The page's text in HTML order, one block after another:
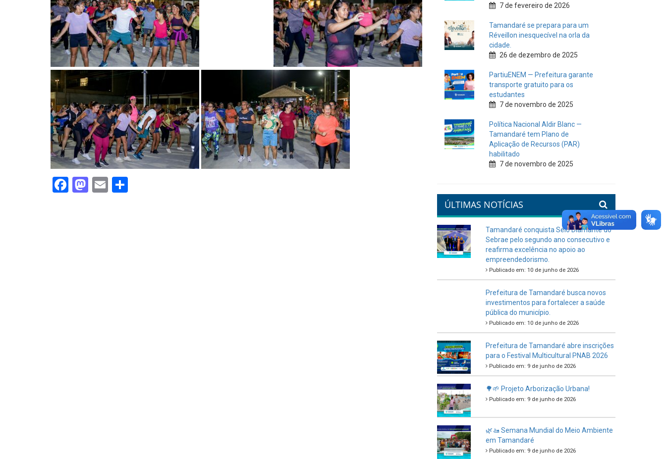
Facebook
Mastodon
Email
7 de fevereiro de 2026
Tamandaré se prepara para um
Réveillon inesquecível na orla da
cidade.
26 de dezembro de 2025
PartiuENEM — Prefeitura garante
transporte gratuito para os
estudantes
7 de novembro de 2025
Política Nacional Aldir Blanc —
Tamandaré tem Plano de
Aplicação de Recursos (PAR)
habilitado
7 de novembro de 2025
ÚLTIMAS NOTÍCIAS
Tamandaré conquista Selo Diamante do
Sebrae pelo segundo ano consecutivo e
reafirma excelência no apoio ao
empreendedorismo.
Publicado em: 10 de junho de 2026
Prefeitura de Tamandaré busca novos
investimentos para fortalecer a saúde
pública do município.
Publicado em: 10 de junho de 2026
Prefeitura de Tamandaré abre inscrições
para o Festival Multicultural PNAB 2026
Publicado em: 9 de junho de 2026
🌳🌱 Projeto Arborização Urbana!
Publicado em: 9 de junho de 2026
🌿🚤 Semana Mundial do Meio Ambiente
em Tamandaré
Publicado em: 9 de junho de 2026